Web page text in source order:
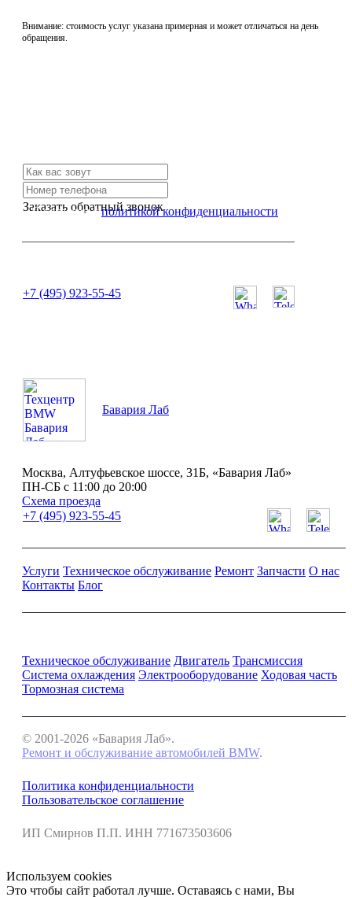
Внимание: стоимость услуг указана примерная и может отличаться на день
обращения.
Заказать обратный звонок
Я согласен сполитикой конфиденциальности
+7 (495) 923-55-45
Бавария Лаб
Москва, Алтуфьевское шоссе, 31Б, «Бавария Лаб»
ПН-СБ с 11:00 до 20:00
Схема проезда
+7 (495) 923-55-45
Услуги Техническое обслуживание Ремонт Запчасти О нас
Контакты Блог
Техническое обслуживание Двигатель Трансмиссия
Система охлаждения Электрооборудование Ходовая часть
Тормозная система
© 2001-2026 «Бавария Лаб».
Ремонт и обслуживание автомобилей BMW.
Политика конфиденциальности
Пользовательское соглашение
ИП Смирнов П.П. ИНН 771673503606
Используем cookies
Это чтобы сайт работал лучше. Оставаясь с нами, Вы